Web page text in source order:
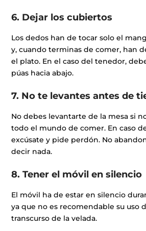
6. Dejar los cubiertos
Los dedos han de tocar solo el
y, cuando terminas de comer, han
el plato. En el caso del tenedor,
púas hacia abajo.
7. No te levantes antes de
No debes levantarte de la mesa si
todo el mundo de comer. En caso
excúsate y pide perdón. No
decir nada.
8. Tener el móvil en silencio
El móvil ha de estar en silencio
ya que no es recomendable su uso
transcurso de la velada.